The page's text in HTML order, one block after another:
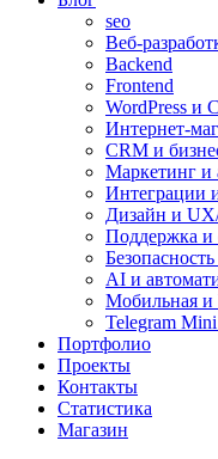
seo
Веб-
Backend
Frontend
WordPress и
Интернет-
CRM и
Маркетинг и
Интеграции
Дизайн и
Поддержка и
AI и
Мобильная и
Telegram
Портфолио
Проекты
Контакты
Статистика
Магазин